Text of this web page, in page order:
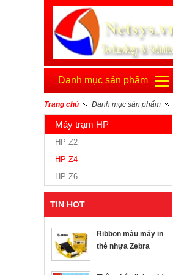
Danh mục sản phẩm
Trang chủ Danh mục sản phẩm
Máy trạm HP
HP Z2
HP Z4
HP Z6
TIN HOT
Ribbon màu máy in
thẻ nhựa Zebra